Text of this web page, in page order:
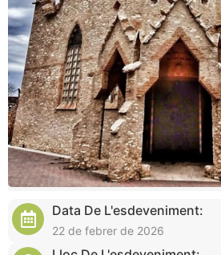
Data De L'esdeveniment:
22 de febrer de 2026